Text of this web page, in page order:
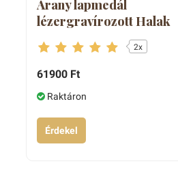
Arany lapmedál
lézergravírozott Halak
2x
61900 Ft
Raktáron
Érdekel